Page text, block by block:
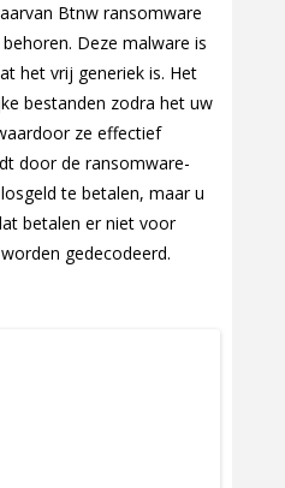
Btnw ransomware
Deze malware is
het vrij generiek is. Het
bestanden zodra het uw
ze effectief
door de ransomware-
te betalen, maar u
betalen er niet voor
gedecodeerd.